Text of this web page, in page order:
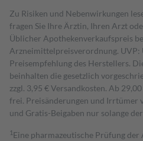
Zu Risiken und Nebenwirkungen
fragen Sie Ihre Ärztin, Ihren Arzt
Üblicher Apothekenverkaufspreis
Arzneimittelpreisverordnung. UVP:
Preisempfehlung des Herstellers.
beinhalten die gesetzlich
zzgl. 3,95 € Versandkosten. Ab
frei. Preisänderungen und Irrtümer
und Gratis-Beigaben nur solange
1 Eine pharmazeutische Prüfung